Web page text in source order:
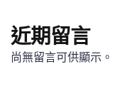
近期留言
尚無留言可供顯示。